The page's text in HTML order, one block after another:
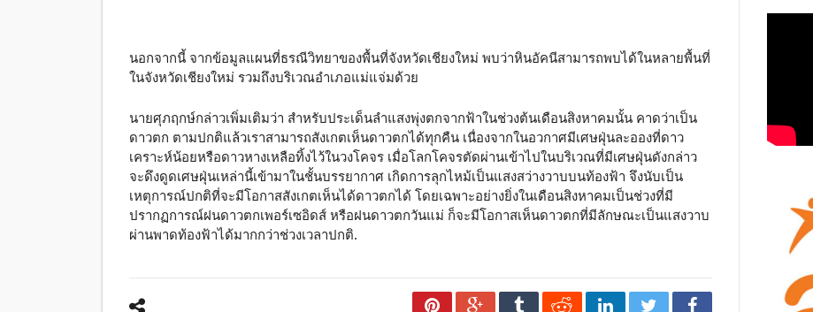
นอกจากนี้ จากข้อมูลแผนที่ธรณีวิทยาของพื้นที่จังหวัดเชียงใหม่ พบว่าหินอัคนีสามารถพบได้ในหลายพื้นที่
ในจังหวัดเชียงใหม่ รวมถึงบริเวณอำเภอแม่แจ่มด้วย
นายศุภฤกษ์กล่าวเพิ่มเติมว่า สำหรับประเด็นลำแสงพุ่งตกจากฟ้าในช่วงต้นเดือนสิงหาคมนั้น คาดว่าเป็น
ดาวตก ตามปกติแล้วเราสามารถสังเกตเห็นดาวตกได้ทุกคืน เนื่องจากในอวกาศมีเศษฝุ่นละอองที่ดาว
เคราะห์น้อยหรือดาวหางเหลือทิ้งไว้ในวงโคจร เมื่อโลกโคจรตัดผ่านเข้าไปในบริเวณที่มีเศษฝุ่นดังกล่าว
จะดึงดูดเศษฝุ่นเหล่านี้เข้ามาในชั้นบรรยากาศ เกิดการลุกไหม้เป็นแสงสว่างวาบบนท้องฟ้า จึงนับเป็น
เหตุการณ์ปกติที่จะมีโอกาสสังเกตเห็นได้ดาวตกได้ โดยเฉพาะอย่างยิ่งในเดือนสิงหาคมเป็นช่วงที่มี
ปรากฏการณ์ฝนดาวตกเพอร์เซอิดส์ หรือฝนดาวตกวันแม่ ก็จะมีโอกาสเห็นดาวตกที่มีลักษณะเป็นแสงวาบ
ผ่านพาดท้องฟ้าได้มากกว่าช่วงเวลาปกติ.